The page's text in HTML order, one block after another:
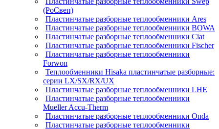
(РоСвеп)
Пластинчатые разборные теплообменники Ares
Пластинчатые разборные теплообменники BOWA
Пластинчатые разборные теплообменники Ciat
Пластинчатые разборные теплообменники Fischer
Пластинчатые разборные теплообменники
Forwon
Теплообменники Hisaka пластинчатые разборные:
серии LX/SX/RX/UX
Пластинчатые разборные теплообменники LHE
Пластинчатые разборные теплообменники
Mueller Accu-Therm
Пластинчатые разборные теплообменники Onda
Пластинчатые разборные теплообменники